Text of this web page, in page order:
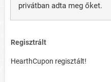
privátban adta meg őket.
Regisztrált
HearthCupon regisztált!